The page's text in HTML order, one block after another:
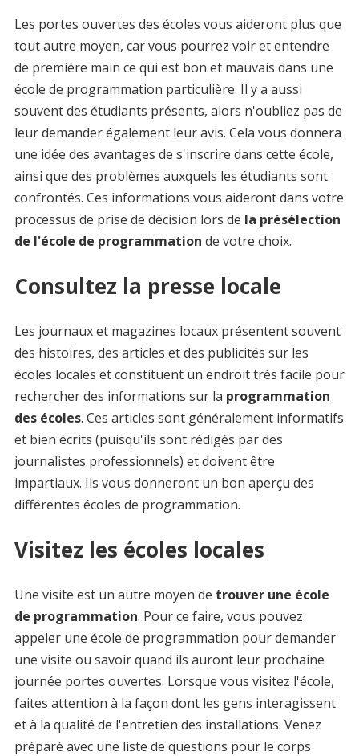
Les portes ouvertes des écoles vous aideront plus que
tout autre moyen, car vous pourrez voir et entendre
de première main ce qui est bon et mauvais dans une
école de programmation particulière. Il y a aussi
souvent des étudiants présents, alors n'oubliez pas de
leur demander également leur avis. Cela vous donnera
une idée des avantages de s'inscrire dans cette école,
ainsi que des problèmes auxquels les étudiants sont
confrontés. Ces informations vous aideront dans votre
processus de prise de décision lors de la présélection
de l'école de programmation de votre choix.
Consultez la presse locale
Les journaux et magazines locaux présentent souvent
des histoires, des articles et des publicités sur les
écoles locales et constituent un endroit très facile pour
rechercher des informations sur la programmation
des écoles. Ces articles sont généralement informatifs
et bien écrits (puisqu'ils sont rédigés par des
journalistes professionnels) et doivent être
impartiaux. Ils vous donneront un bon aperçu des
différentes écoles de programmation.
Visitez les écoles locales
Une visite est un autre moyen de trouver une école
de programmation. Pour ce faire, vous pouvez
appeler une école de programmation pour demander
une visite ou savoir quand ils auront leur prochaine
journée portes ouvertes. Lorsque vous visitez l'école,
faites attention à la façon dont les gens interagissent
et à la qualité de l'entretien des installations. Venez
préparé avec une liste de questions pour le corps